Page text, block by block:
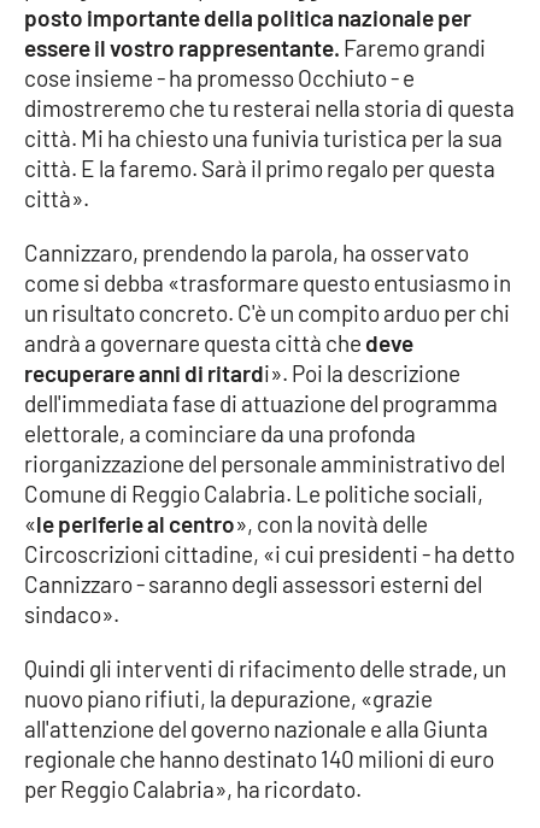
EDIZIONI
LOCALI
Catanzaro
Crotone
Vibo Valentia
Reggio Calabria
Cosenza
Lamezia Terme
PROGETTI
SPECIALI
Buona Sanità Calabria
LA
CALABRIAVISIONE
Destinazioni
posto importante della politica nazionale per
essere il vostro rappresentante. Faremo grandi
cose insieme - ha promesso Occhiuto - e
dimostreremo che tu resterai nella storia di questa
città. Mi ha chiesto una funivia turistica per la sua
città. E la faremo. Sarà il primo regalo per questa
città».
Cannizzaro, prendendo la parola, ha osservato
come si debba «trasformare questo entusiasmo in
un risultato concreto. C'è un compito arduo per chi
andrà a governare questa città che deve
recuperare anni di ritardi». Poi la descrizione
dell'immediata fase di attuazione del programma
elettorale, a cominciare da una profonda
riorganizzazione del personale amministrativo del
Comune di Reggio Calabria. Le politiche sociali,
«le periferie al centro», con la novità delle
Circoscrizioni cittadine, «i cui presidenti - ha detto
Cannizzaro - saranno degli assessori esterni del
sindaco».
Quindi gli interventi di rifacimento delle strade, un
nuovo piano rifiuti, la depurazione, «grazie
all'attenzione del governo nazionale e alla Giunta
regionale che hanno destinato 140 milioni di euro
per Reggio Calabria», ha ricordato.